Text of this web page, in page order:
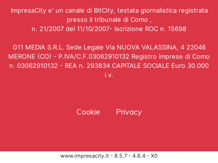
ImpresaCity e' un canale di BitCity, testata giornalistica registrata
presso il tribunale di Como ,
n. 21/2007 del 11/10/2007- Iscrizione ROC n. 15698
G11 MEDIA S.R.L. Sede Legale Via NUOVA VALASSINA, 4 22046
MERONE (CO) - P.IVA/C.F.03062910132 Registro imprese di Como
n. 03062910132 - REA n. 293834 CAPITALE SOCIALE Euro 30.000
i.v.
Cookie Privacy
www.impresacity.it - 8.5.7 - 4.6.4 - X0